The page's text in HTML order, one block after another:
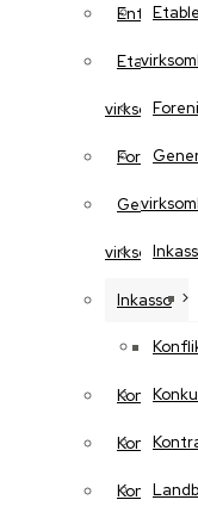
Etablering
virksomhed
Inkasso
Konkurs